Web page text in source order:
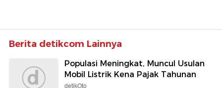
Berita detikcom Lainnya
Populasi Meningkat, Muncul Usulan
Mobil Listrik Kena Pajak Tahunan